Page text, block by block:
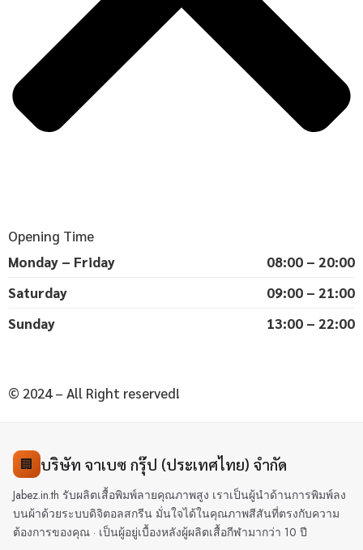
Opening Time
Monday – Friday
08:00 – 20:00
Saturday
09:00 – 21:00
Sunday
13:00 – 22:00
© 2024 – All Right reserved!
🏢 บริษัท จาเบซ กรุ๊ป (ประเทศไทย) จำกัด
Jabez.in.th รับผลิตเสื้อพิมพ์ลายคุณภาพสูง เราเป็นผู้นำด้านการพิมพ์ลง
บนผ้าด้วยระบบดิจิตอลสกรีน มั่นใจได้ในคุณภาพสีสันที่ตรงกับความ
ต้องการของคุณ · เป็นผู้อยู่เบื้องหลังผู้ผลิตเสื้อกีฬามากว่า 10 ปี